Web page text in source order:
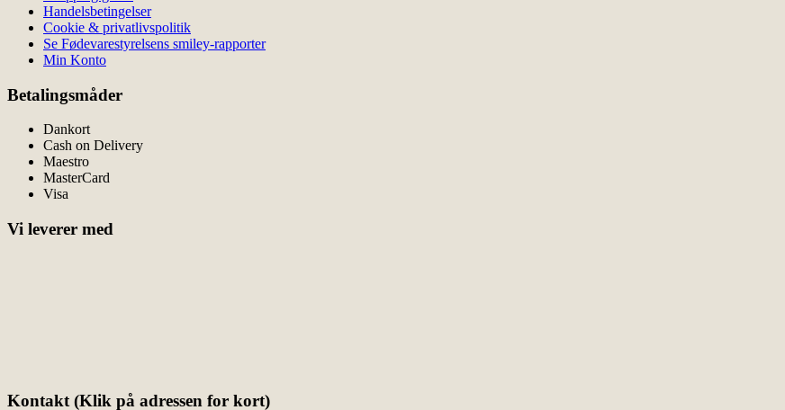
Handelsbetingelser
Cookie & privatlivspolitik
Se Fødevarestyrelsens smiley-rapporter
Min Konto
Betalingsmåder
Dankort
Cash on Delivery
Maestro
MasterCard
Visa
Vi leverer med
Kontakt (Klik på adressen for kort)